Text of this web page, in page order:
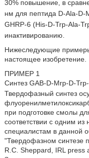
30% повышение, в
нм для пептида D-Ala-D-
GHRP-6 (His-D-Trp-Ala-
инактивированию.
Нижеследующие
настоящее изобретение.
ПРИМЕР 1
Синтез GAB-D-Mrp-D-
Твердофазный синтез
при подготовке смолы
соответствии с одним из
специалистам в данной
"Твердофазном синтезе
R.C. Sheppard, IRL press